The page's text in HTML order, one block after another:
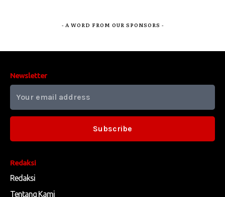
- A WORD FROM OUR SPONSORS -
Redaksi
Redaksi
Tentang Kami
Newsletter
Subscribe